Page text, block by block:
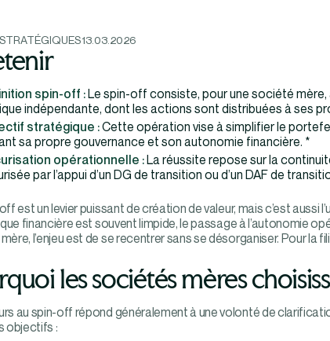
13.03.2026
spin-off :Le spin-off consiste, pour une société
indépendante, dont les actions sont distribuées à ses
stratégique :Cette opération vise à simplifier le
sa propre gouvernance et son autonomie financière. *
opérationnelle :La réussite repose sur la
par l’appui d’un DG de transition ou d’un DAF de
est un levier puissant de création de valeur, mais c’est
financière est souvent limpide, le passage à l’autonomie
l’enjeu est de se recentrer sans se désorganiser. Pour la
les sociétés mères
au spin-off répond généralement à une volonté de
objectifs :